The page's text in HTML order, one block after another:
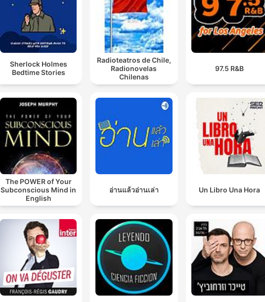
Sherlock Holmes
Bedtime Stories
Radioteatros de Chile,
Radionovelas
Chilenas
97.5 R&B
The POWER of Your
Subconscious Mind in
English
อ่านแล้วอ่านเล่า Un Libro Una Hora